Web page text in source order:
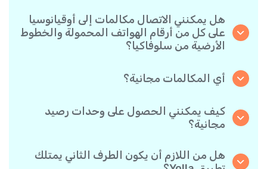
مما يجعلها تبدو وكأنك تتحدث مع شخص في الجانب
الآخر من المدينة — حتى لو كان في الطرف الآخر من
العالم.
هل يمكنني الاتصال مكالمات إلى أوقيانوسيا
على كل من أرقام الهواتف المحمولة والخطوط
الأرضية من سلوفاكيا؟
محمولة، وحتى القديمة- لذا أنت حر في الاتصال بأي
شخص مكالمات إلى أوقيانوسيا.
أي المكالمات مجانية؟
تمامًا طالما كان كلاهما يجريها عبر التطبيق وباتصال
الإنترنت.
كيف يمكنني الحصول على وحدات رصيد
مجانية؟
أحدهم بتثبيت التطبيق باستخدام رابطك الشخصي
وينفذ أول عملية دفع، سيحصل كلاكما على مكافأة
هل من اللازم أن يكون الطرف الثاني يمتلك